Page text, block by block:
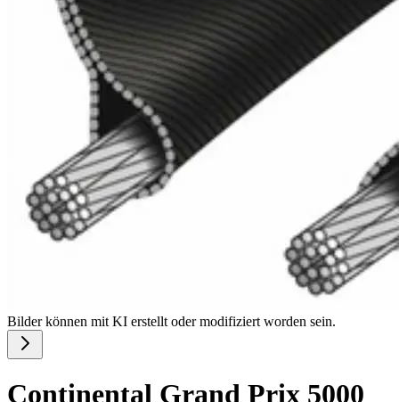
Bilder können mit KI erstellt oder modifiziert worden sein.
Continental Grand Prix 5000